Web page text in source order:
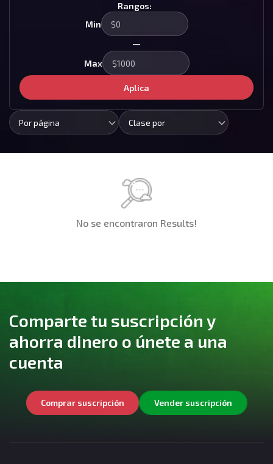
Rangos:
Min
—
Max
Aplica
Por página Clase por
No se encontraron Results!
Comparte tu suscripción y
ahorra dinero o únete a una
cuenta
Comprar suscripción Vender suscripción